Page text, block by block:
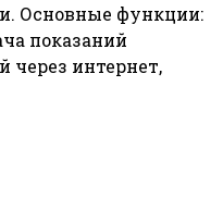
Основные функции:
показаний
через интернет,